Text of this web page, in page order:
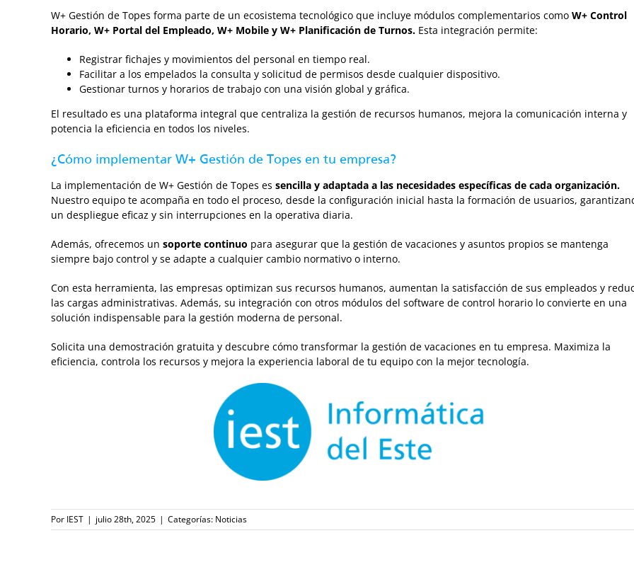
W+ Gestión de Topes forma parte de un ecosistema tecnológico que incluye módulos complementarios como W+ Control
Horario, W+ Portal del Empleado, W+ Mobiley W+ Planificación de Turnos.Esta integración permite:
Registrar fichajes y movimientos del personal en tiempo real.
Facilitar a los empelados la consulta y solicitud de permisos desde cualquier dispositivo.
Gestionar turnos y horarios de trabajo con una visión global y gráfica.
El resultado es una plataforma integral que centraliza la gestión de recursos humanos, mejora la comunicación interna y
potencia la eficiencia en todos los niveles.
¿Cómo implementar W+ Gestión de Topes en tu empresa?
La implementación de W+ Gestión de Topes es sencilla y adaptada a las necesidades específicas de cada organización.
Nuestro equipo te acompaña en todo el proceso, desde la configuración inicial hasta la formación de usuarios,
un despliegue eficaz y sin interrupciones en la operativa diaria.
Además, ofrecemos un soporte continuo para asegurar que la gestión de vacaciones y asuntos propios se mantenga
siempre bajo control y se adapte a cualquier cambio normativo o interno.
Con esta herramienta, las empresas optimizan sus recursos humanos, aumentan la satisfacción de sus empleados y
las cargas administrativas. Además, su integración con otros módulos del software de control horario lo convierte en una
solución indispensable para la gestión moderna de personal.
Solicita una demostración gratuita y descubre cómo transformar la gestión de vacaciones en tu empresa. Maximiza la
eficiencia, controla los recursos y mejora la experiencia laboral de tu equipo con la mejor tecnología.
Por IEST | julio 28th, 2025 | Categorías: Noticias